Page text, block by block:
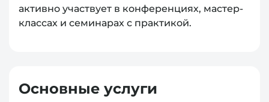
активно участвует в конференциях, мастер-
классах и семинарах с практикой.
Основные услуги